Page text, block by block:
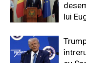
lui